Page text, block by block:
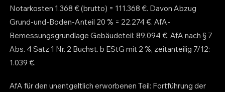
Notarkosten 1.368 € (brutto) = 111.368 €. Davon Abzug
Grund-und-Boden-Anteil 20 % = 22.274 €. AfA-
Bemessungsgrundlage Gebäudeteil: 89.094 €. AfA nach § 7
Abs. 4 Satz 1 Nr. 2 Buchst. b EStG mit 2 %, zeitanteilig 7/12:
1.039 €.
AfA für den unentgeltlich erworbenen Teil: Fortführung der